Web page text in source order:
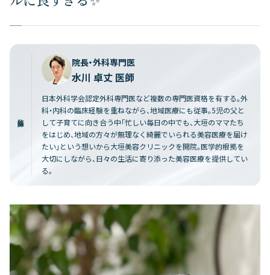
院長・外科専門医
水川 卓丈 医師
日本外科学会認定外科専門医など複数の専門医資格を有する。外
科・内科の臨床経験を重ねながら、地域医療にも従事。5児の父と
して子育てに向き合う中「忙しい毎日の中でも、大垣のママたち
をはじめ、地域の方々が無理なく綺麗でいられる美容医療を届け
たい」という想いから大垣美容クリニックを開院。医学的根拠を
大切にしながら、日々の生活に寄り添った美容医療を提供してい
る。